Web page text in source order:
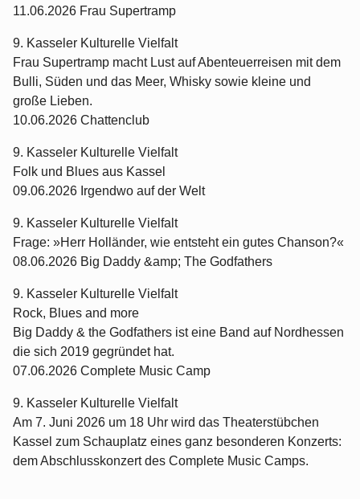
11.06.2026 Frau Supertramp
9. Kasseler Kulturelle Vielfalt
Frau Supertramp macht Lust auf Abenteuerreisen mit dem
Bulli, Süden und das Meer, Whisky sowie kleine und
große Lieben.
10.06.2026 Chattenclub
9. Kasseler Kulturelle Vielfalt
Folk und Blues aus Kassel
09.06.2026 Irgendwo auf der Welt
9. Kasseler Kulturelle Vielfalt
Frage: »Herr Holländer, wie entsteht ein gutes Chanson?«
08.06.2026 Big Daddy &amp; The Godfathers
9. Kasseler Kulturelle Vielfalt
Rock, Blues and more
Big Daddy & the Godfathers ist eine Band auf Nordhessen
die sich 2019 gegründet hat.
07.06.2026 Complete Music Camp
9. Kasseler Kulturelle Vielfalt
Am 7. Juni 2026 um 18 Uhr wird das Theaterstübchen
Kassel zum Schauplatz eines ganz besonderen Konzerts:
dem Abschlusskonzert des Complete Music Camps.